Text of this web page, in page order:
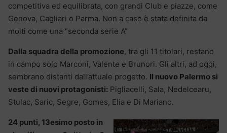
competitiva ed equilibrata, con grandi Club e piazze, come
Genova, Cagliari o Parma. Non a caso è stata definita da
molti come una “seconda serie A”
Dalla squadra della promozione, tra gli 11 titolari, restano
in campo solo Marconi, Valente e Brunori. Gli altri, ad oggi,
sembrano distanti dall’attuale progetto. Il nuovo Palermo si
veste di nuovi protagonisti: Pigliacelli, Sala, Nedelcearu,
Stulac, Saric, Segre, Gomes, Elia e Di Mariano.
24 punti, 13esimo posto in